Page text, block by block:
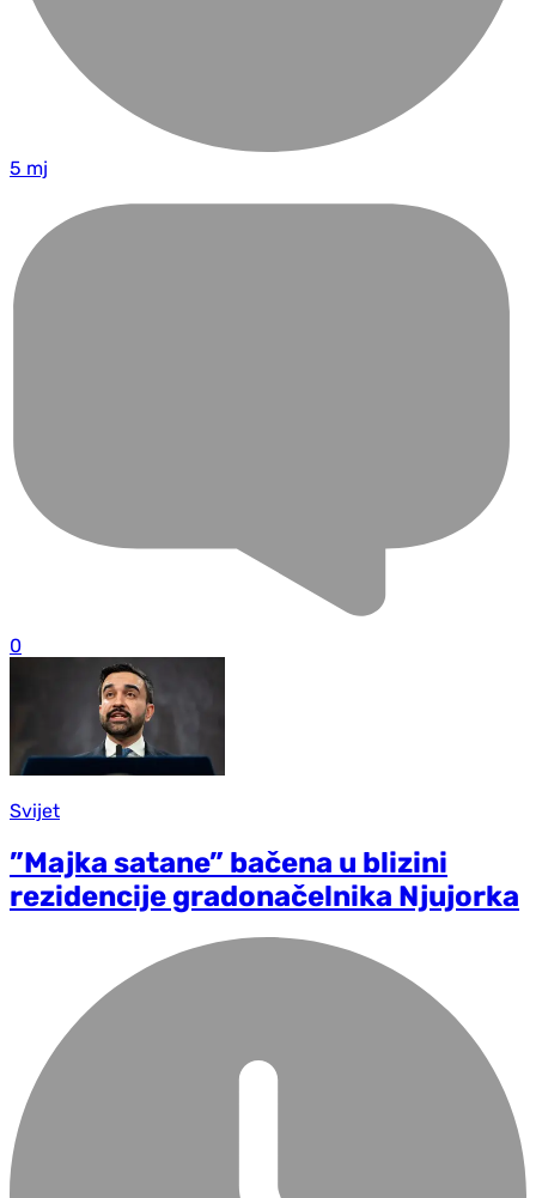
5 mj
0
Svijet
”Majka satane” bačena u blizini
rezidencije gradonačelnika Njujorka